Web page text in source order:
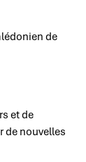
de
et de
de nouvelles